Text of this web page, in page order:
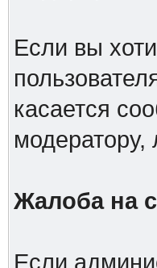
Если вы
касается
Жалоба на
Если